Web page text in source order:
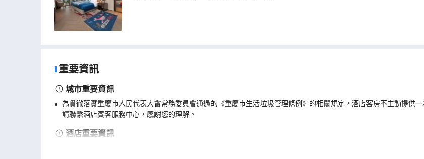
重要資訊
城市重要資訊
為貫徹落實重慶市人民代表大會常務委員會通過的《重慶市生活垃圾管理條例》的相關規定，酒店客房不主動提供
請聯繫酒店賓客服務中心，感謝您的理解。
酒店重要資訊